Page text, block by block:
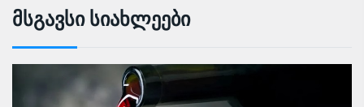
Მსგავსი Სიახლეები